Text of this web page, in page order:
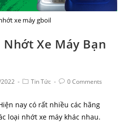
xe máy gboil
Nhớt Xe Máy Bạn
Tin Tức 0 Comments
nay có rất nhiều các hãng
loại nhớt xe máy khác nhau.